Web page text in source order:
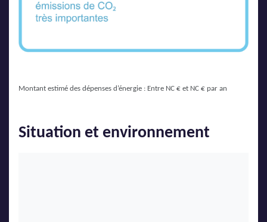
Montant estimé des dépenses d’énergie : Entre NC € et NC € par an
Situation et environnement